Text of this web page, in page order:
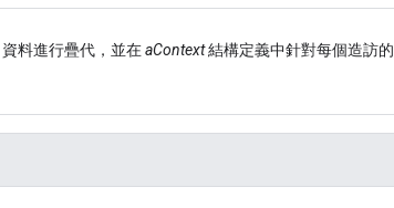
資料進行疊代，並在aContext結構定義中針對每個造訪的